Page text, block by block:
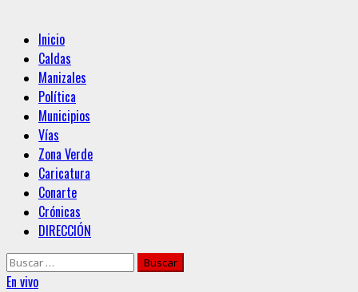
Menú
principal
Inicio
Caldas
Manizales
Política
Municipios
Vías
Zona Verde
Caricatura
Conarte
Crónicas
DIRECCIÓN
Buscar:
En vivo